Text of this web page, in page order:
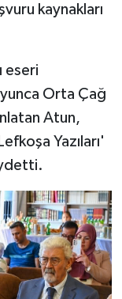
kaynakları
eseri
Orta Çağ
Atun,
Yazıları'